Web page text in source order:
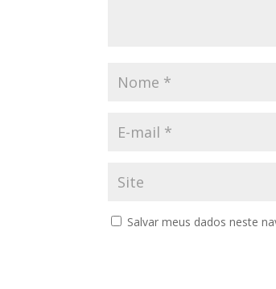
Salvar meus dados neste